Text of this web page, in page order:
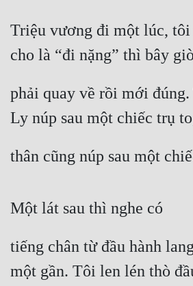
Triệu vương đi một lúc,
cho là “đi nặng” thì bây
phải quay về rồi mới
Ly núp sau một chiếc trụ
thân cũng núp sau một
Một lát sau thì nghe có
tiếng chân từ đầu hành
một gần. Tôi len lén thò